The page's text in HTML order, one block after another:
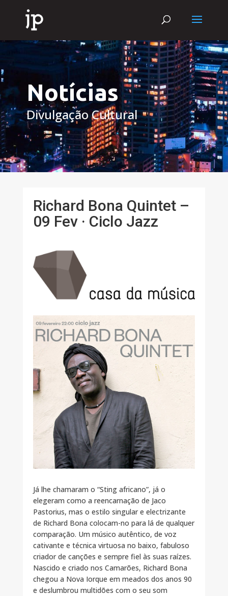
Notícias
Divulgação Cultural
Richard Bona Quintet –
09 Fev · Ciclo Jazz
Já lhe chamaram o “Sting africano”, já o
elegeram como a reencarnação de Jaco
Pastorius, mas o estilo singular e electrizante
de Richard Bona colocam-no para lá de qualquer
comparação. Um músico autêntico, de voz
cativante e técnica virtuosa no baixo, fabuloso
criador de canções e sempre fiel às suas raízes.
Nascido e criado nos Camarões, Richard Bona
chegou a Nova Iorque em meados dos anos 90
e deslumbrou multidões com o seu som